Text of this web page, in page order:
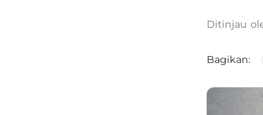
Ditinjau
Bagikan: